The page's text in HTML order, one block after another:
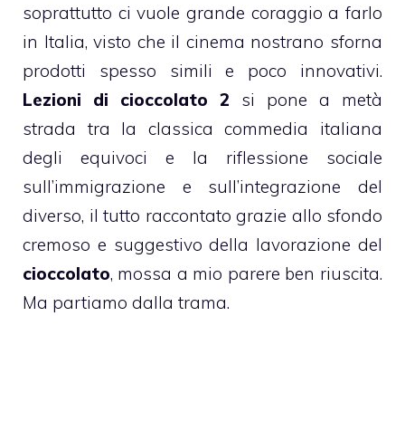
soprattutto ci vuole grande coraggio a farlo
in Italia, visto che il cinema nostrano sforna
prodotti spesso simili e poco innovativi.
Lezioni di cioccolato 2 si pone a metà
strada tra la classica commedia italiana
degli equivoci e la riflessione sociale
sull’immigrazione e sull’integrazione del
diverso, il tutto raccontato grazie allo sfondo
cremoso e suggestivo della lavorazione del
cioccolato, mossa a mio parere ben riuscita.
Ma partiamo dalla trama.